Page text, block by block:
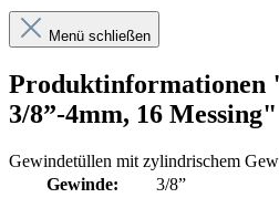
Menü schließen
Produktinformationen
3/8”-4mm, 16 Messing"
Gewindetüllen mit zylindrischem
Gewinde:
3/8”